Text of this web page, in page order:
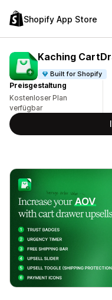
Shopify App Store
Kaching
Built for Shopify
Preisgestaltung
Kostenloser Plan
verfügbar